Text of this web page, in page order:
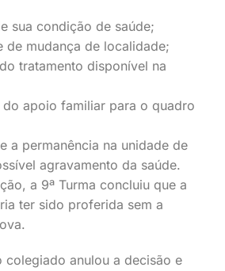
sua condição de saúde;
de mudança de localidade;
tratamento disponível na
apoio familiar para o quadro
a permanência na unidade de
agravamento da saúde.
a 9ª Turma concluiu que a
ter sido proferida sem a
colegiado anulou a decisão e